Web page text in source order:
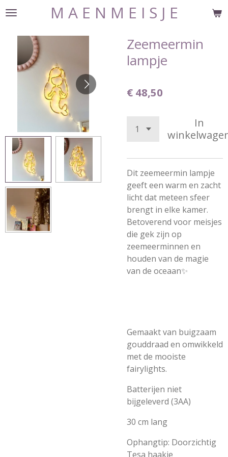
Ga
naar
hoofdinhoud
M A E N M E I S J E
Zeemeermin
lampje
€ 48,50
In
Dit zeemeermin lampje
geeft een warm en zacht
licht dat meteen sfeer
brengt in elke kamer.
Betoverend voor meisjes
die gek zijn op
zeemeerminnen en
houden van de magie
van de oceaan✨
Gemaakt van buigzaam
gouddraad en omwikkeld
met de mooiste
fairylights.
Batterijen niet
bijgeleverd (3AA)
30 cm lang
Ophangtip: Doorzichtig
Tesa haakje